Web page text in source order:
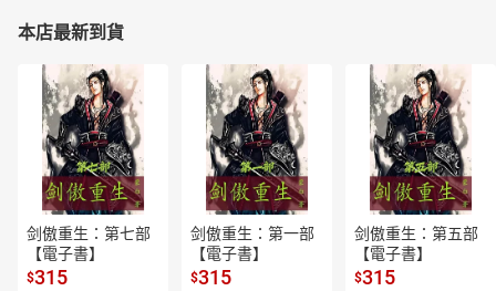
本店最新到貨
剑傲重生：第七部
【電子書】
$315
剑傲重生：第一部
【電子書】
$315
剑傲重生：第五部
【電子書】
$315